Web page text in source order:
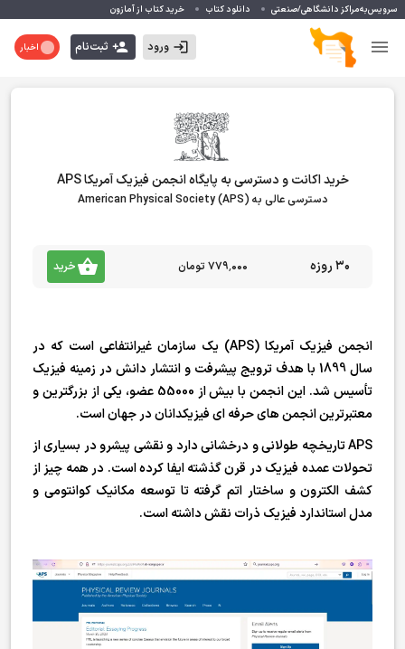
سرویس‌به‌مراکز دانشگاهی/صنعتی دانلود کتاب خرید کتاب از آمازون
ورود ثبت‌نام اخبار
خرید اکانت و دسترسی به پایگاه انجمن فیزیک آمریکا APS
دسترسی عالی به American Physical Society (APS)
30 روزه ۷۷۹٬۰۰۰ تومان خرید
انجمن فیزیک آمریکا (APS) یک سازمان غیرانتفاعی است که در
سال 1899 با هدف ترویج پیشرفت و انتشار دانش در زمینه فیزیک
تأسیس شد. این انجمن با بیش از 55000 عضو، یکی از بزرگترین و
معتبرترین انجمن های حرفه ای فیزیکدانان در جهان است.
APS تاریخچه طولانی و درخشانی دارد و نقشی پیشرو در بسیاری از
تحولات عمده فیزیک در قرن گذشته ایفا کرده است. در همه چیز از
کشف الکترون و ساختار اتم گرفته تا توسعه مکانیک کوانتومی و
مدل استاندارد فیزیک ذرات نقش داشته است.